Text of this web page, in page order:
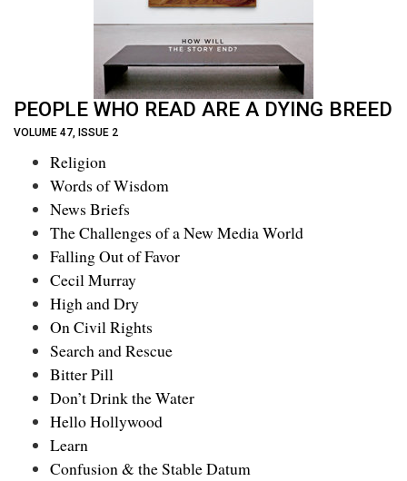
PEOPLE WHO READ ARE A DYING BREED
VOLUME 47, ISSUE 2
Religion
Words of Wisdom
News Briefs
The Challenges of a New Media World
Falling Out of Favor
Cecil Murray
High and Dry
On Civil Rights
Search and Rescue
Bitter Pill
Don’t Drink the Water
Hello Hollywood
Learn
Confusion & the Stable Datum